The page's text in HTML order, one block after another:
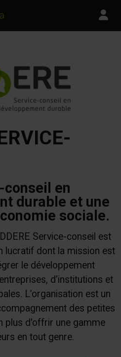
en
durable et une
sociale.
Service-conseil est
lucratif dont la mission est
le développement
d’institutions et
L’organisation est un
des petites
plus d'offrir une gamme
en tout genre.